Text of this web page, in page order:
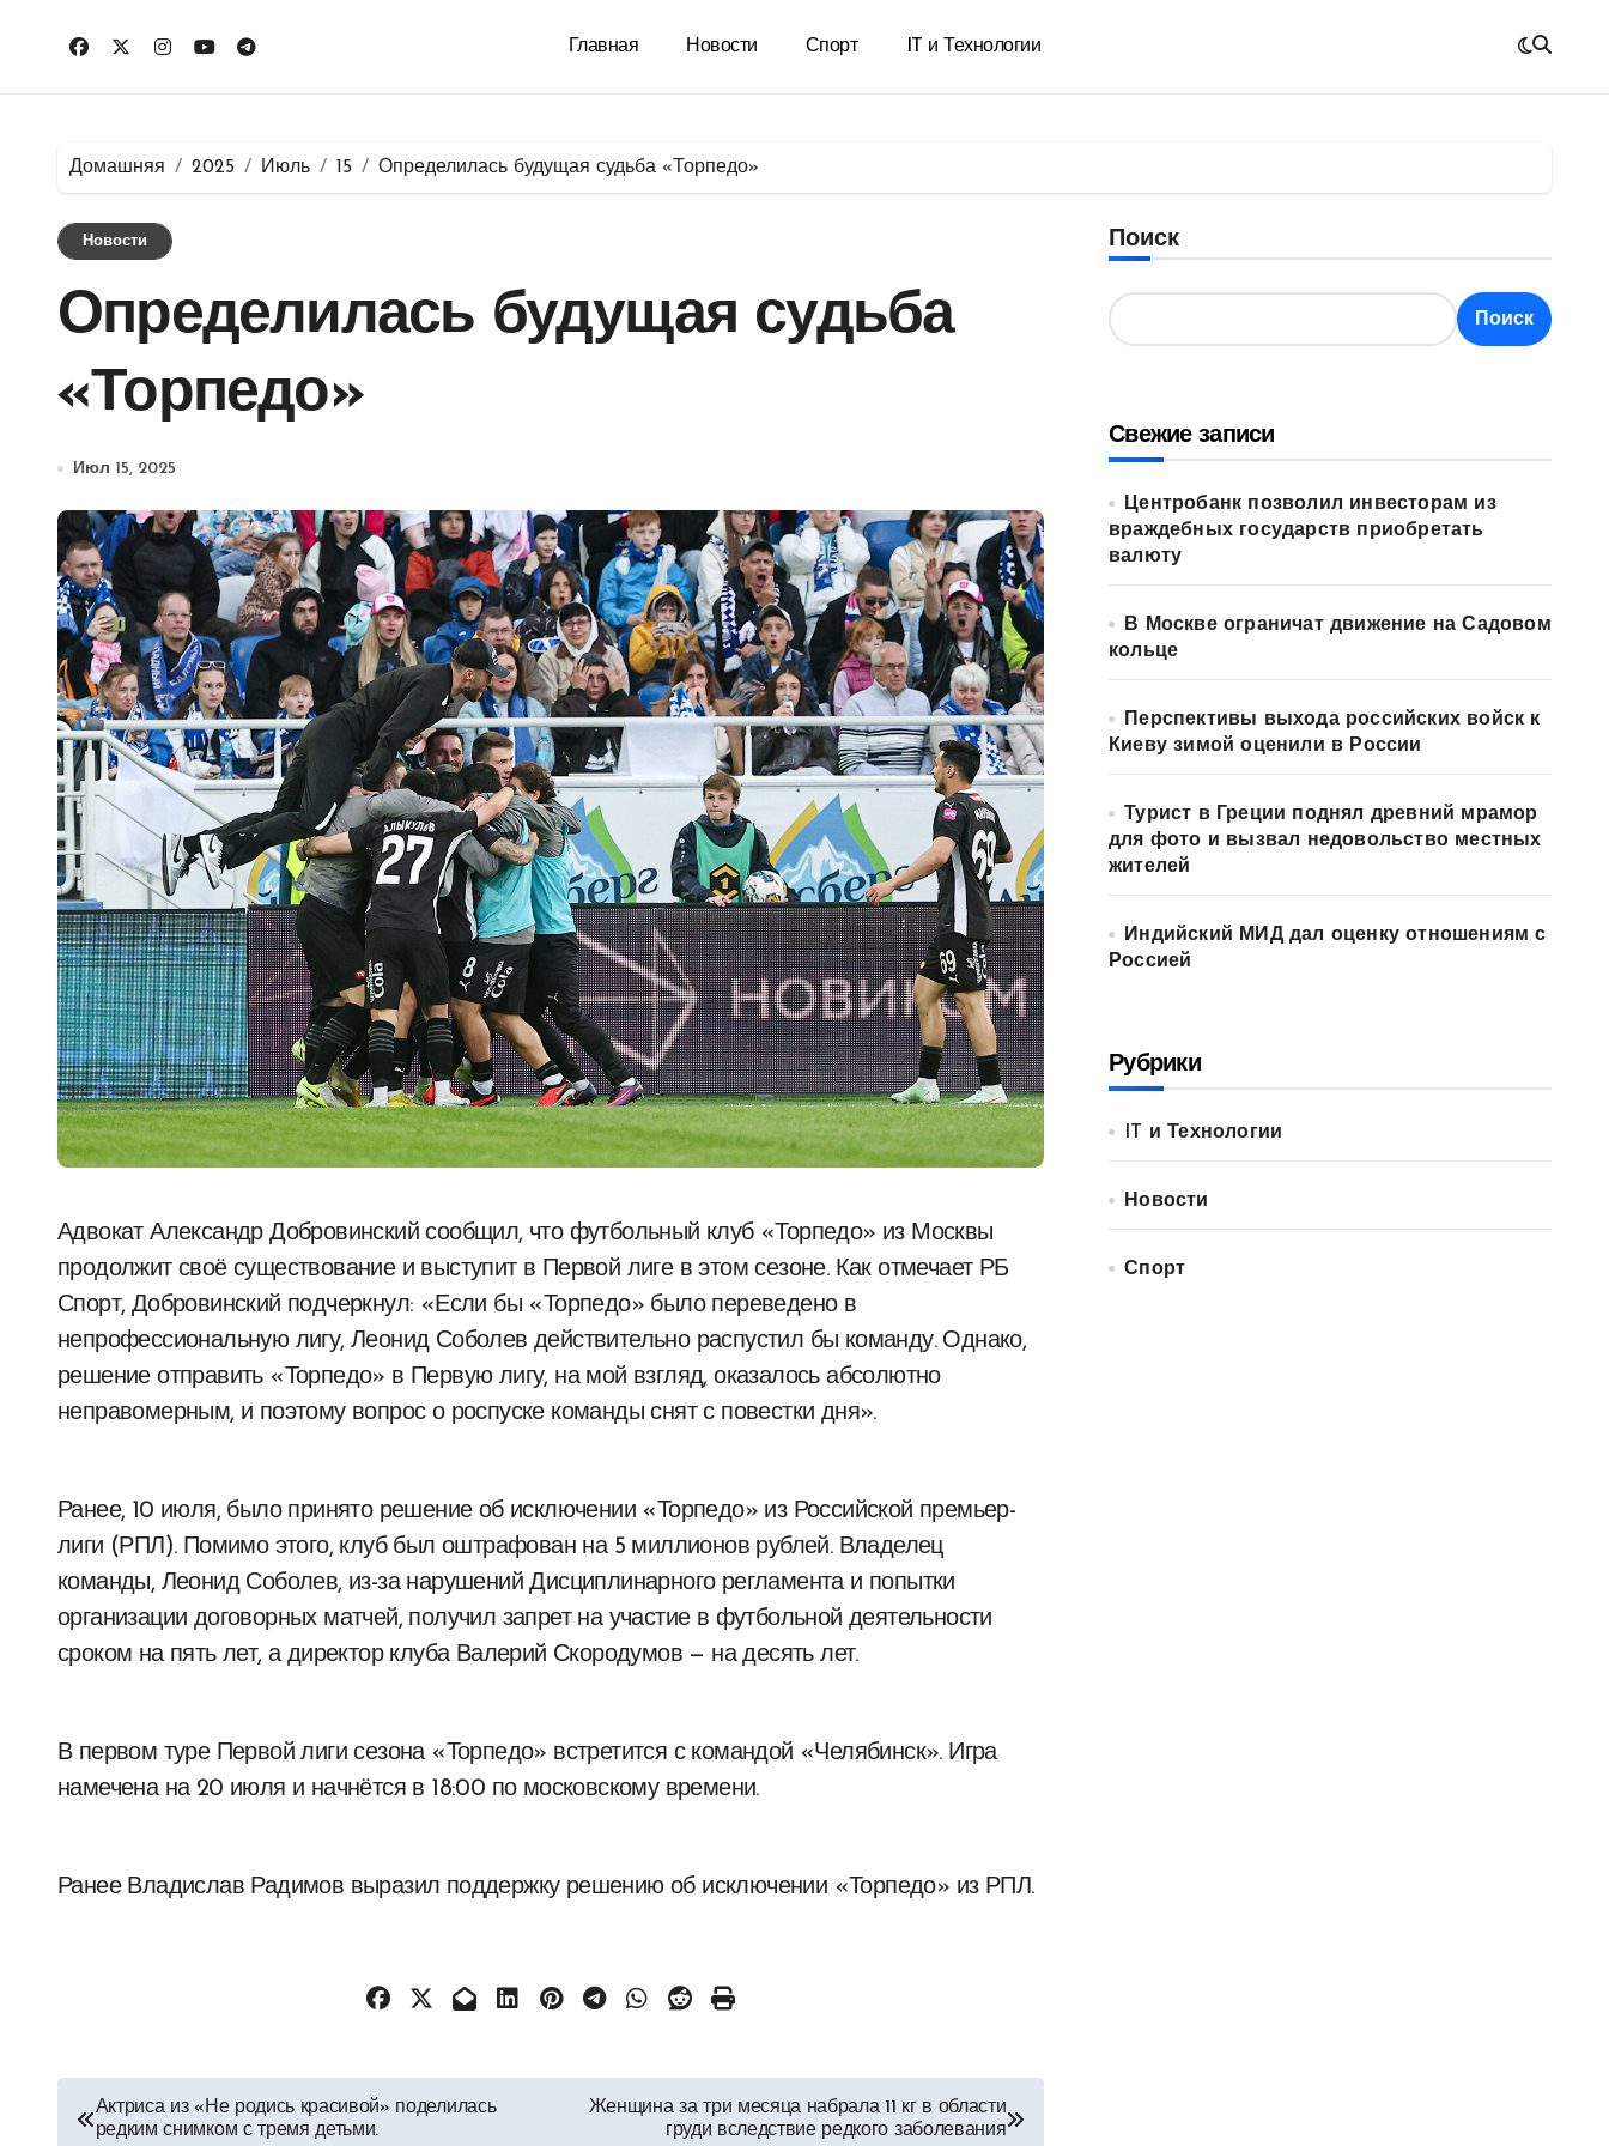
Главная Новости Спорт IT и Технологии
Домашняя 2025 Июль 15 Определилась будущая судьба «Торпедо»
Новости
Определилась будущая судьба
«Торпедо»
Июл 15, 2025
Адвокат Александр Добровинский сообщил, что футбольный клуб «Торпедо» из Москвы
продолжит своё существование и выступит в Первой лиге в этом сезоне. Как отмечает РБ
Спорт, Добровинский подчеркнул: «Если бы «Торпедо» было переведено в
непрофессиональную лигу, Леонид Соболев действительно распустил бы команду. Однако,
решение отправить «Торпедо» в Первую лигу, на мой взгляд, оказалось абсолютно
неправомерным, и поэтому вопрос о роспуске команды снят с повестки дня».
Ранее, 10 июля, было принято решение об исключении «Торпедо» из Российской премьер-
лиги (РПЛ). Помимо этого, клуб был оштрафован на 5 миллионов рублей. Владелец
команды, Леонид Соболев, из-за нарушений Дисциплинарного регламента и попытки
организации договорных матчей, получил запрет на участие в футбольной деятельности
сроком на пять лет, а директор клуба Валерий Скородумов — на десять лет.
В первом туре Первой лиги сезона «Торпедо» встретится с командой «Челябинск». Игра
намечена на 20 июля и начнётся в 18:00 по московскому времени.
Ранее Владислав Радимов выразил поддержку решению об исключении «Торпедо» из РПЛ.
Навигация
Актриса из «Не родись красивой» поделилась
редким снимком с тремя детьми.
Женщина за три месяца набрала 11 кг в области
груди вследствие редкого заболевания
Поиск
Поиск
Свежие записи
Центробанк позволил инвесторам из
враждебных государств приобретать
валюту
В Москве ограничат движение на Садовом
кольце
Перспективы выхода российских войск к
Киеву зимой оценили в России
Турист в Греции поднял древний мрамор
для фото и вызвал недовольство местных
жителей
Индийский МИД дал оценку отношениям с
Россией
Рубрики
IT и Технологии
Новости
Спорт